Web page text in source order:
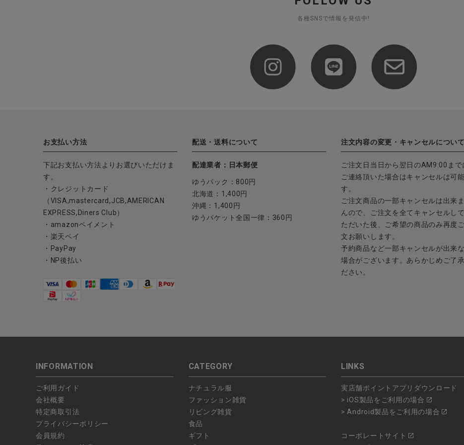
各種SNSで情報を発信中!
お支払い方法
下記お支払い方法よりお選びいただけま
す。
・クレジットカード
（VISA,mastercard,JCB,AMERICAN
EXPRESS,Diners Club）
・amazonペイメント
・楽天ペイ
・PayPay
・NP後払い
配送・送料について
配達業者：日本郵便
ゆうパック：800円
北海道：1,400円
沖縄：1,400円
ゆうパケット全国一律：360円
注文内容の変更・キャンセルについて
ご注文日当日から翌日のAM9:00まで
ご連絡頂いた場合はキャンセルは可
す。
ご注文商品の一部キャンセルは出来
んので、ご注文を全てキャンセルし
ただいた後、ご希望の商品のみ再度
文お願いします。
予約商品など一部キャンセルが出来
場合がございます。あらかじめご了承
ださい。
INFORMATION
ご利用ガイド
会社概要
特定商取引法
プライバシーポリシー
会員規約
CATEGORY
ナチュラル服
ファッション雑貨
リビング雑貨
食品
ギフト
LINKS
実店舗ポイントアプリダウンロード
> iOS製品をご利用の場合
> Android製品をご利用の場合
コーポレートサイト